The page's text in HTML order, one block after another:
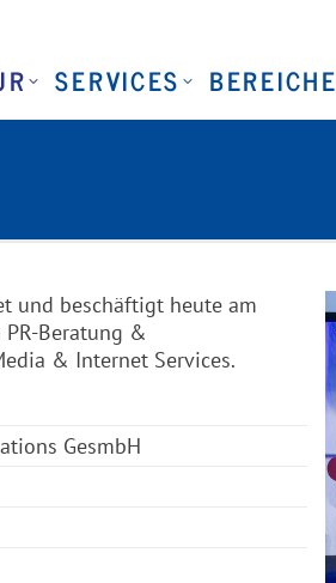
SERVICES BEREICHE
und beschäftigt heute am
Beratung &
& Internet Services.
GesmbH